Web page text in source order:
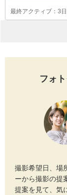
最終アクティブ：3
フォ
撮影希望日、場
ーから撮影の提
提案を見て、気